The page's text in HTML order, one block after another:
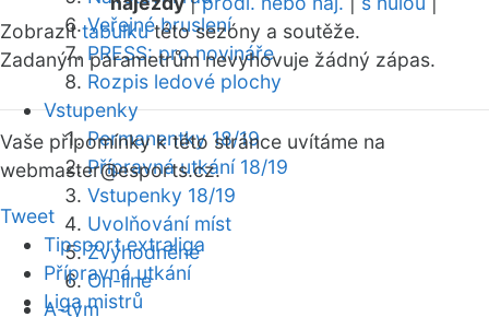
Veřejné bruslení
PRESS: pro novináře
Rozpis ledové plochy
Vstupenky
Permanentky 18/19
Přípravná utkání 18/19
Vstupenky 18/19
Uvolňování míst
Zvýhodněné
On-line
A-tým
Zobrazittabulkutéto sezóny a soutěže.
Zadaným parametrům nevyhovuje žádný zápas.
Vaše připomínky k této stránce uvítáme na
webmaster@esports.cz.
Tweet
Tipsport extraliga
Přípravná utkání
Liga mistrů